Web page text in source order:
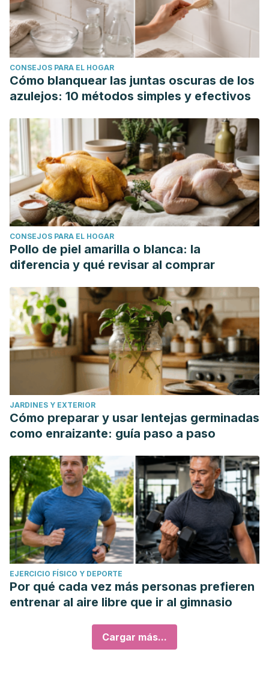
CONSEJOS PARA EL HOGAR
Cómo blanquear las juntas oscuras de los
azulejos: 10 métodos simples y efectivos
CONSEJOS PARA EL HOGAR
Pollo de piel amarilla o blanca: la
diferencia y qué revisar al comprar
JARDINES Y EXTERIOR
Cómo preparar y usar lentejas germinadas
como enraizante: guía paso a paso
EJERCICIO FÍSICO Y DEPORTE
Por qué cada vez más personas prefieren
entrenar al aire libre que ir al gimnasio
Cargar más...